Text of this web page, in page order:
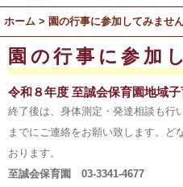
法
人
至
誠
会
至
誠
会
ホーム > 園の行事に参加してみませ
園の行事に参加
令和８年度 至誠会保育園地域子
終了後は、身体測定・発達相談も行
までにご連絡をお願い致します。ど
おります。
至誠会保育園 03-3341-4677